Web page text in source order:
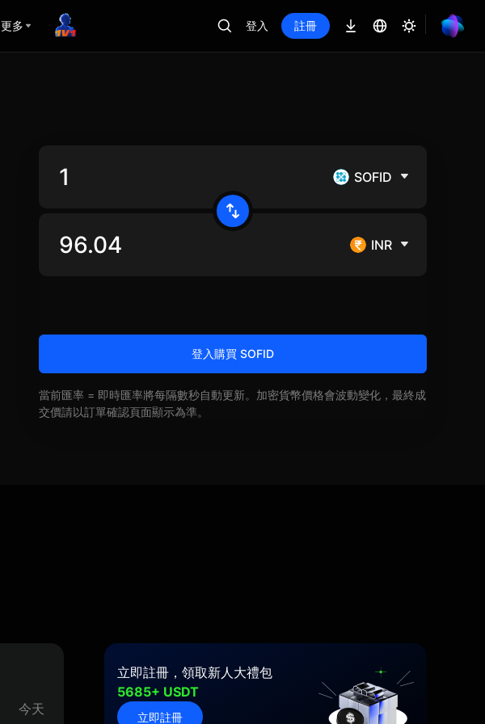
更多 登入 註冊
SOFID
INR
登入購買 SOFID
當前匯率 = 即時匯率將每隔數秒自動更新。加密貨幣價格會波動變化，最終成
交價請以訂單確認頁面顯示為準。
今天
立即註冊，領取新人大禮包
5685+ USDT
立即註冊